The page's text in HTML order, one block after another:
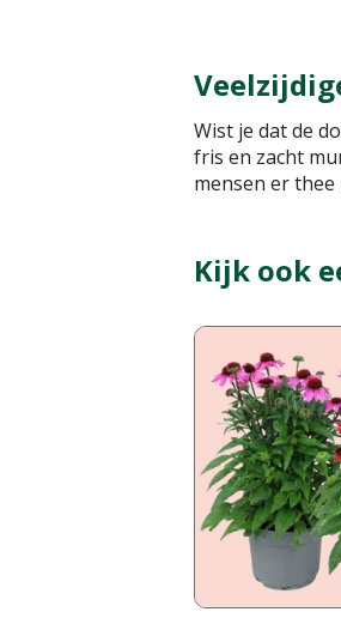
Wist je dat de
fris en zacht
mensen er thee
Kijk ook